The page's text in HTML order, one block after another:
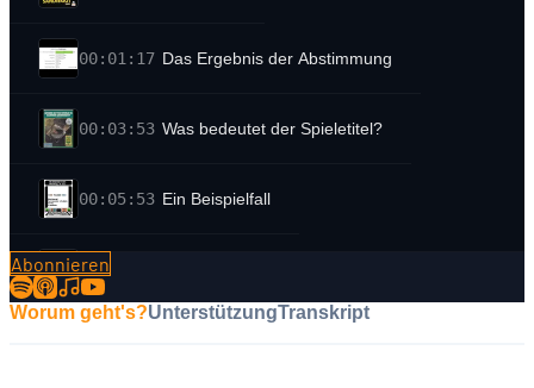
00:01:17 Das Ergebnis der Abstimmung
00:03:53 Was bedeutet der Spieletitel?
00:05:53 Ein Beispielfall
00:06:39
Abonnieren
Worum geht's?UnterstützungTranskript